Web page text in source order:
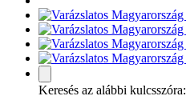
Keresés az alábbi kulcsszóra: